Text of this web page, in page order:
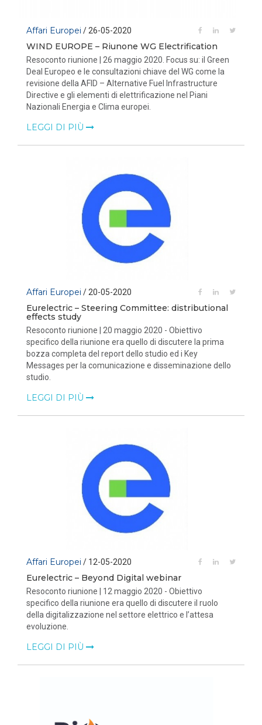
Affari Europei / 26-05-2020
WIND EUROPE – Riunone WG Electrification
Resoconto riunione | 26 maggio 2020. Focus su: il Green
Deal Europeo e le consultazioni chiave del WG come la
revisione della AFID – Alternative Fuel Infrastructure
Directive e gli elementi di elettrificazione nel Piani
Nazionali Energia e Clima europei.
LEGGI DI PIÙ
Affari Europei / 20-05-2020
Eurelectric – Steering Committee: distributional
effects study
Resoconto riunione | 20 maggio 2020 - Obiettivo
specifico della riunione era quello di discutere la prima
bozza completa del report dello studio ed i Key
Messages per la comunicazione e disseminazione dello
studio.
LEGGI DI PIÙ
Affari Europei / 12-05-2020
Eurelectric – Beyond Digital webinar
Resoconto riunione | 12 maggio 2020 - Obiettivo
specifico della riunione era quello di discutere il ruolo
della digitalizzazione nel settore elettrico e l’attesa
evoluzione.
LEGGI DI PIÙ